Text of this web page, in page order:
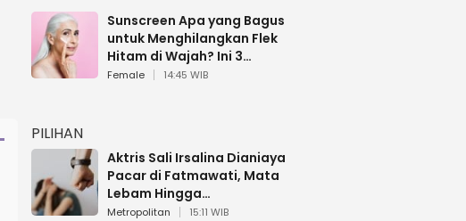
Sunscreen Apa yang Bagus
untuk Menghilangkan Flek
Hitam di Wajah? Ini 3
Rekomendasi sesuai Review
Female 14:45 WIB
PILIHAN
Aktris Sali Irsalina Dianiaya
Pacar di Fatmawati, Mata
Lebam Hingga
Diselamatkan Polantas
Metropolitan 15:11 WIB